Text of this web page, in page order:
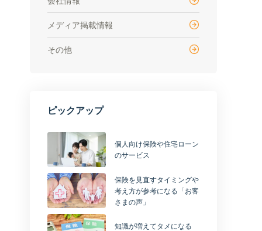
メディア掲載情報
その他
ピックアップ
個人向け保険や住宅ローン
のサービス
保険を見直すタイミングや
考え方が参考になる「お客
さまの声」
知識が増えてタメになる